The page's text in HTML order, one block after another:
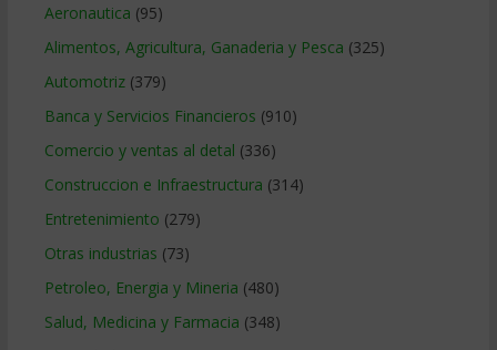
Aeronautica (95)
Alimentos, Agricultura, Ganaderia y Pesca (325)
Automotriz(379)
Banca y Servicios Financieros (910)
Comercio y ventas al detal (336)
Construccion e Infraestructura (314)
Entretenimiento (279)
Otras industrias (73)
Petroleo, Energia y Mineria (480)
Salud, Medicina y Farmacia (348)